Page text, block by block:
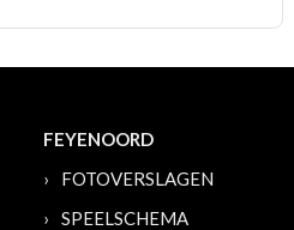
FEYENOORD
FOTOVERSLAGEN
SPEELSCHEMA